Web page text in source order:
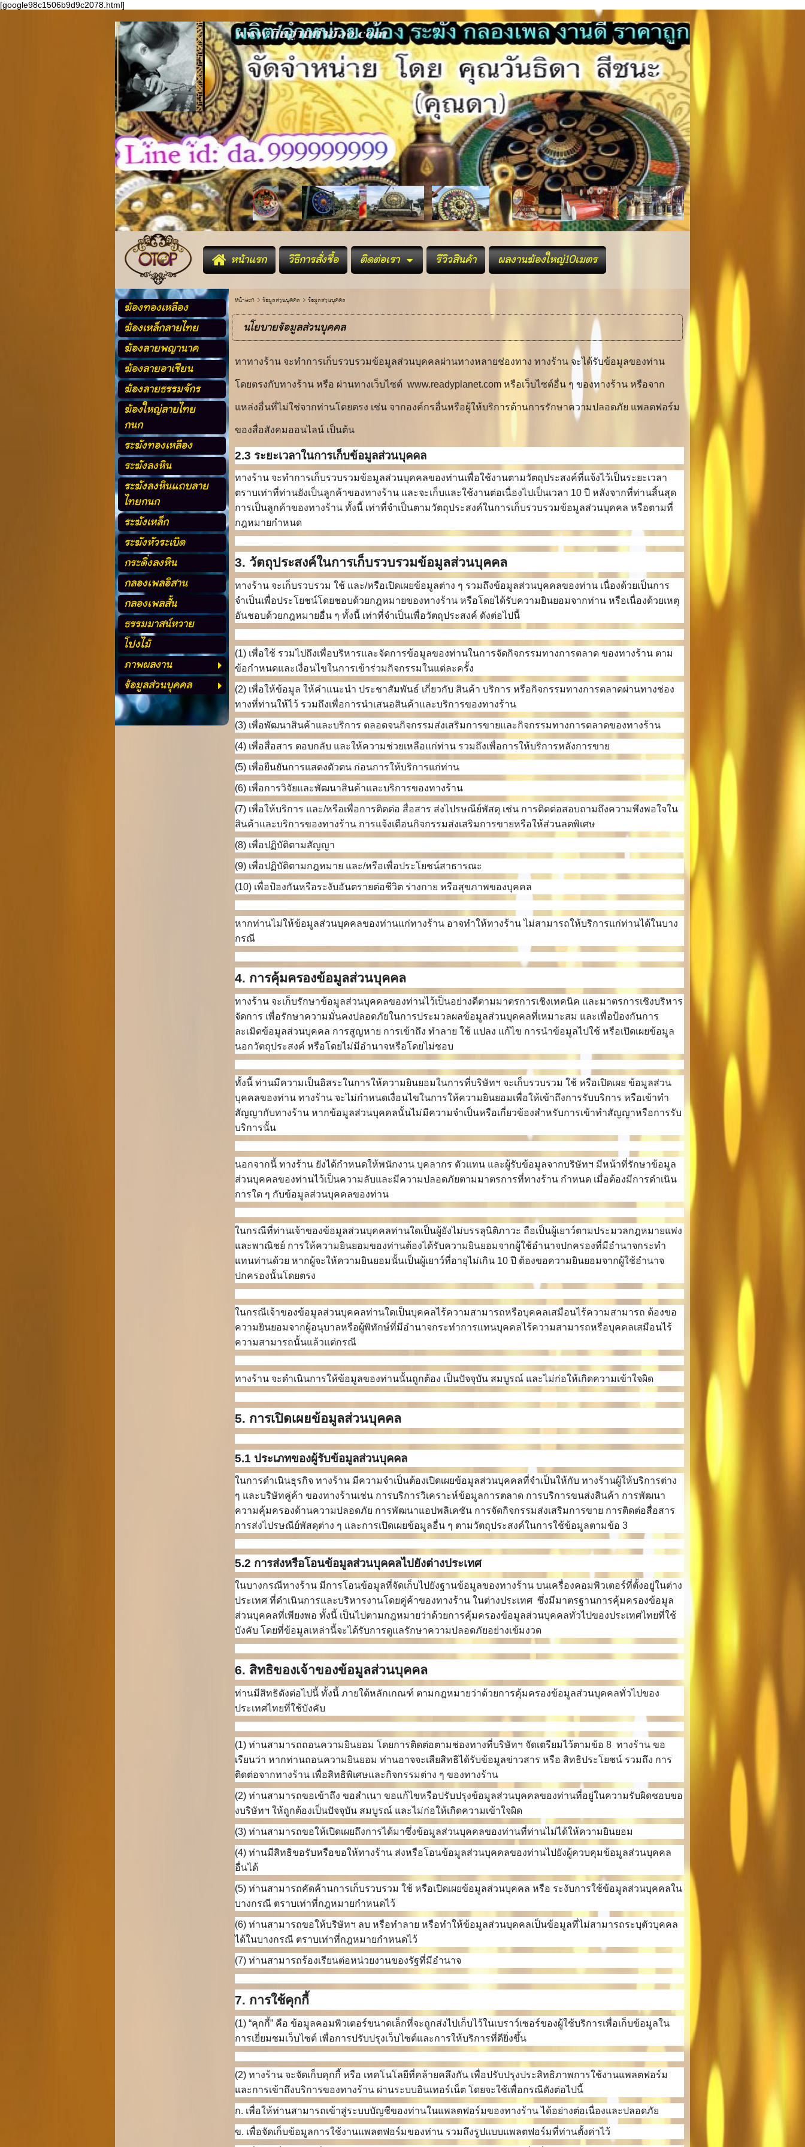
[google98c1506b9d9c2078.html]
www.ถิ่นฐานทำฆ้อง.com
.
หน้าแรก วิธีการสั่งซื้อ ติดต่อเรา รีวิวสินค้า ผลงานฆ้องใหญ่10เมตร
ฆ้องทองเหลือง
ฆ้องเหล็กลายไทย
ฆ้องลายพญานาค
ฆ้องลายอาเซียน
ฆ้องลายธรรมจักร
ฆ้องใหญ่ลายไทย
กนก
ระฆังทองเหลือง
ระฆังลงหิน
ระฆังลงหินแถบลาย
ไทยกนก
ระฆังเหล็ก
ระฆังหัวระเบิด
กระดิ่งลงหิน
กลองเพลอิสาน
กลองเพลสั้น
ธรรมมาสน์หวาย
โปงไม้
ภาพผลงาน
ข้อมูลส่วนบุคคล
หน้าแรก> ข้อมูลส่วนบุคคล > ข้อมูลส่วนบุคคล
นโยบายข้อมูลส่วนบุคคล
ทาทางร้าน จะทำการเก็บรวบรวมข้อมูลส่วนบุคคลผ่านทางหลายช่องทาง ทางร้าน จะได้รับข้อมูลของท่าน
โดยตรงกับทางร้าน หรือ ผ่านทางเว็บไซต์ www.readyplanet.com หรือเว็บไซต์อื่น ๆ ของทางร้าน หรือจาก
แหล่งอื่นที่ไม่ใช่จากท่านโดยตรง เช่น จากองค์กรอื่นหรือผู้ให้บริการด้านการรักษาความปลอดภัย แพลตฟอร์ม
ของสื่อสังคมออนไลน์ เป็นต้น
2.3 ระยะเวลาในการเก็บข้อมูลส่วนบุคคล
ทางร้าน จะทำการเก็บรวบรวมข้อมูลส่วนบุคคลของท่านเพื่อใช้งานตามวัตถุประสงค์ที่แจ้งไว้เป็นระยะเวลา
ตราบเท่าที่ท่านยังเป็นลูกค้าของทางร้าน และจะเก็บและใช้งานต่อเนื่องไปเป็นเวลา 10 ปี หลังจากที่ท่านสิ้นสุด
การเป็นลูกค้าของทางร้าน ทั้งนี้ เท่าที่จำเป็นตามวัตถุประสงค์ในการเก็บรวบรวมข้อมูลส่วนบุคคล หรือตามที่
กฎหมายกำหนด
3. วัตถุประสงค์ในการเก็บรวบรวมข้อมูลส่วนบุคคล
ทางร้าน จะเก็บรวบรวม ใช้ และ/หรือเปิดเผยข้อมูลต่าง ๆ รวมถึงข้อมูลส่วนบุคคลของท่าน เนื่องด้วยเป็นการ
จำเป็นเพื่อประโยชน์โดยชอบด้วยกฎหมายของทางร้าน หรือโดยได้รับความยินยอมจากท่าน หรือเนื่องด้วยเหตุ
อันชอบด้วยกฎหมายอื่น ๆ ทั้งนี้ เท่าที่จำเป็นเพื่อวัตถุประสงค์ ดังต่อไปนี้
(1) เพื่อใช้ รวมไปถึงเพื่อบริหารและจัดการข้อมูลของท่านในการจัดกิจกรรมทางการตลาด ของทางร้าน ตาม
ข้อกำหนดและเงื่อนไขในการเข้าร่วมกิจกรรมในแต่ละครั้ง
(2) เพื่อให้ข้อมูล ให้คำแนะนำ ประชาสัมพันธ์ เกี่ยวกับ สินค้า บริการ หรือกิจกรรมทางการตลาดผ่านทางช่อง
ทางที่ท่านให้ไว้ รวมถึงเพื่อการนำเสนอสินค้าและบริการของทางร้าน
(3) เพื่อพัฒนาสินค้าและบริการ ตลอดจนกิจกรรมส่งเสริมการขายและกิจกรรมทางการตลาดของทางร้าน
(4) เพื่อสื่อสาร ตอบกลับ และให้ความช่วยเหลือแก่ท่าน รวมถึงเพื่อการให้บริการหลังการขาย
(5) เพื่อยืนยันการแสดงตัวตน ก่อนการให้บริการแก่ท่าน
(6) เพื่อการวิจัยและพัฒนาสินค้าและบริการของทางร้าน
(7) เพื่อให้บริการ และ/หรือเพื่อการติดต่อ สื่อสาร ส่งไปรษณีย์พัสดุ เช่น การติดต่อสอบถามถึงความพึงพอใจใน
สินค้าและบริการของทางร้าน การแจ้งเตือนกิจกรรมส่งเสริมการขายหรือให้ส่วนลดพิเศษ
(8) เพื่อปฏิบัติตามสัญญา
(9) เพื่อปฏิบัติตามกฎหมาย และ/หรือเพื่อประโยชน์สาธารณะ
(10) เพื่อป้องกันหรือระงับอันตรายต่อชีวิต ร่างกาย หรือสุขภาพของบุคคล
หากท่านไม่ให้ข้อมูลส่วนบุคคลของท่านแก่ทางร้าน อาจทำให้ทางร้าน ไม่สามารถให้บริการแก่ท่านได้ในบาง
กรณี
4. การคุ้มครองข้อมูลส่วนบุคคล
ทางร้าน จะเก็บรักษาข้อมูลส่วนบุคคลของท่านไว้เป็นอย่างดีตามมาตรการเชิงเทคนิค และมาตรการเชิงบริหาร
จัดการ เพื่อรักษาความมั่นคงปลอดภัยในการประมวลผลข้อมูลส่วนบุคคลที่เหมาะสม และเพื่อป้องกันการ
ละเมิดข้อมูลส่วนบุคคล การสูญหาย การเข้าถึง ทำลาย ใช้ แปลง แก้ไข การนำข้อมูลไปใช้ หรือเปิดเผยข้อมูล
นอกวัตถุประสงค์ หรือโดยไม่มีอำนาจหรือโดยไม่ชอบ
ทั้งนี้ ท่านมีความเป็นอิสระในการให้ความยินยอมในการที่บริษัทฯ จะเก็บรวบรวม ใช้ หรือเปิดเผย ข้อมูลส่วน
บุคคลของท่าน ทางร้าน จะไม่กำหนดเงื่อนไขในการให้ความยินยอมเพื่อให้เข้าถึงการรับบริการ หรือเข้าทำ
สัญญากับทางร้าน หากข้อมูลส่วนบุคคลนั้นไม่มีความจำเป็นหรือเกี่ยวข้องสำหรับการเข้าทำสัญญาหรือการรับ
บริการนั้น
นอกจากนี้ ทางร้าน ยังได้กำหนดให้พนักงาน บุคลากร ตัวแทน และผู้รับข้อมูลจากบริษัทฯ มีหน้าที่รักษาข้อมูล
ส่วนบุคคลของท่านไว้เป็นความลับและมีความปลอดภัยตามมาตรการที่ทางร้าน กำหนด เมื่อต้องมีการดำเนิน
การใด ๆ กับข้อมูลส่วนบุคคลของท่าน
ในกรณีที่ท่านเจ้าของข้อมูลส่วนบุคคลท่านใดเป็นผู้ยังไม่บรรลุนิติภาวะ ถือเป็นผู้เยาว์ตามประมวลกฎหมายแพ่ง
และพาณิชย์ การให้ความยินยอมของท่านต้องได้รับความยินยอมจากผู้ใช้อำนาจปกครองที่มีอำนาจกระทำ
แทนท่านด้วย หากผู้จะให้ความยินยอมนั้นเป็นผู้เยาว์ที่อายุไม่เกิน 10 ปี ต้องขอความยินยอมจากผู้ใช้อำนาจ
ปกครองนั้นโดยตรง
ในกรณีเจ้าของข้อมูลส่วนบุคคลท่านใดเป็นบุคคลไร้ความสามารถหรือบุคคลเสมือนไร้ความสามารถ ต้องขอ
ความยินยอมจากผู้อนุบาลหรือผู้พิทักษ์ที่มีอำนาจกระทำการแทนบุคคลไร้ความสามารถหรือบุคคลเสมือนไร้
ความสามารถนั้นแล้วแต่กรณี
ทางร้าน จะดำเนินการให้ข้อมูลของท่านนั้นถูกต้อง เป็นปัจจุบัน สมบูรณ์ และไม่ก่อให้เกิดความเข้าใจผิด
5. การเปิดเผยข้อมูลส่วนบุคคล
5.1 ประเภทของผู้รับข้อมูลส่วนบุคคล
ในการดำเนินธุรกิจ ทางร้าน มีความจำเป็นต้องเปิดเผยข้อมูลส่วนบุคคลที่จำเป็นให้กับ ทางร้านผู้ให้บริการต่าง
ๆ และบริษัทคู่ค้า ของทางร้านเช่น การบริการวิเคราะห์ข้อมูลการตลาด การบริการขนส่งสินค้า การพัฒนา
ความคุ้มครองด้านความปลอดภัย การพัฒนาแอปพลิเคชัน การจัดกิจกรรมส่งเสริมการขาย การติดต่อสื่อสาร
การส่งไปรษณีย์พัสดุต่าง ๆ และการเปิดเผยข้อมูลอื่น ๆ ตามวัตถุประสงค์ในการใช้ข้อมูลตามข้อ 3
5.2 การส่งหรือโอนข้อมูลส่วนบุคคลไปยังต่างประเทศ
ในบางกรณีทางร้าน มีการโอนข้อมูลที่จัดเก็บไปยังฐานข้อมูลของทางร้าน บนเครื่องคอมพิวเตอร์ที่ตั้งอยู่ในต่าง
ประเทศ ที่ดำเนินการและบริหารงานโดยคู่ค้าของทางร้าน ในต่างประเทศ ซึ่งมีมาตรฐานการคุ้มครองข้อมูล
ส่วนบุคคลที่เพียงพอ ทั้งนี้ เป็นไปตามกฎหมายว่าด้วยการคุ้มครองข้อมูลส่วนบุคคลทั่วไปของประเทศไทยที่ใช้
บังคับ โดยที่ข้อมูลเหล่านี้จะได้รับการดูแลรักษาความปลอดภัยอย่างเข้มงวด
6. สิทธิของเจ้าของข้อมูลส่วนบุคคล
ท่านมีสิทธิดังต่อไปนี้ ทั้งนี้ ภายใต้หลักเกณฑ์ ตามกฎหมายว่าด้วยการคุ้มครองข้อมูลส่วนบุคคลทั่วไปของ
ประเทศไทยที่ใช้บังคับ
(1) ท่านสามารถถอนความยินยอม โดยการติดต่อตามช่องทางที่บริษัทฯ จัดเตรียมไว้ตามข้อ 8 ทางร้าน ขอ
เรียนว่า หากท่านถอนความยินยอม ท่านอาจจะเสียสิทธิได้รับข้อมูลข่าวสาร หรือ สิทธิประโยชน์ รวมถึง การ
ติดต่อจากทางร้าน เพื่อสิทธิพิเศษและกิจกรรมต่าง ๆ ของทางร้าน
(2) ท่านสามารถขอเข้าถึง ขอสำเนา ขอแก้ไขหรือปรับปรุงข้อมูลส่วนบุคคลของท่านที่อยู่ในความรับผิดชอบขอ
งบริษัทฯ ให้ถูกต้องเป็นปัจจุบัน สมบูรณ์ และไม่ก่อให้เกิดความเข้าใจผิด
(3) ท่านสามารถขอให้เปิดเผยถึงการได้มาซึ่งข้อมูลส่วนบุคคลของท่านที่ท่านไม่ได้ให้ความยินยอม
(4) ท่านมีสิทธิขอรับหรือขอให้ทางร้าน ส่งหรือโอนข้อมูลส่วนบุคคลของท่านไปยังผู้ควบคุมข้อมูลส่วนบุคคล
อื่นได้
(5) ท่านสามารถคัดค้านการเก็บรวบรวม ใช้ หรือเปิดเผยข้อมูลส่วนบุคคล หรือ ระงับการใช้ข้อมูลส่วนบุคคลใน
บางกรณี ตราบเท่าที่กฎหมายกำหนดไว้
(6) ท่านสามารถขอให้บริษัทฯ ลบ หรือทำลาย หรือทำให้ข้อมูลส่วนบุคคลเป็นข้อมูลที่ไม่สามารถระบุตัวบุคคล
ได้ในบางกรณี ตราบเท่าที่กฎหมายกำหนดไว้
(7) ท่านสามารถร้องเรียนต่อหน่วยงานของรัฐที่มีอำนาจ
7. การใช้คุกกี้
(1) “คุกกี้” คือ ข้อมูลคอมพิวเตอร์ขนาดเล็กที่จะถูกส่งไปเก็บไว้ในเบราว์เซอร์ของผู้ใช้บริการเพื่อเก็บข้อมูลใน
การเยี่ยมชมเว็บไซต์ เพื่อการปรับปรุงเว็บไซต์และการให้บริการที่ดียิ่งขึ้น
(2) ทางร้าน จะจัดเก็บคุกกี้ หรือ เทคโนโลยีที่คล้ายคลึงกัน เพื่อปรับปรุงประสิทธิภาพการใช้งานแพลตฟอร์ม
และการเข้าถึงบริการของทางร้าน ผ่านระบบอินเทอร์เน็ต โดยจะใช้เพื่อกรณีดังต่อไปนี้
ก. เพื่อให้ท่านสามารถเข้าสู่ระบบบัญชีของท่านในแพลตฟอร์มของทางร้าน ได้อย่างต่อเนื่องและปลอดภัย
ข. เพื่อจัดเก็บข้อมูลการใช้งานแพลตฟอร์มของท่าน รวมถึงรูปแบบแพลตฟอร์มที่ท่านตั้งค่าไว้